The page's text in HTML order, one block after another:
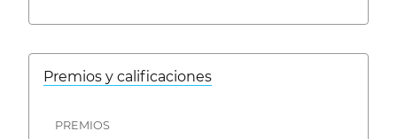
Premios y calificaciones
PREMIOS